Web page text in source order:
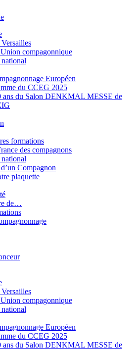
compagonnique
Européen
du CCEG 2025
ans du Salon DENKMAL MESSE de
formations
des compagnons
Compagnon
plaquette
de…
compagonnique
Européen
du CCEG 2025
ans du Salon DENKMAL MESSE de